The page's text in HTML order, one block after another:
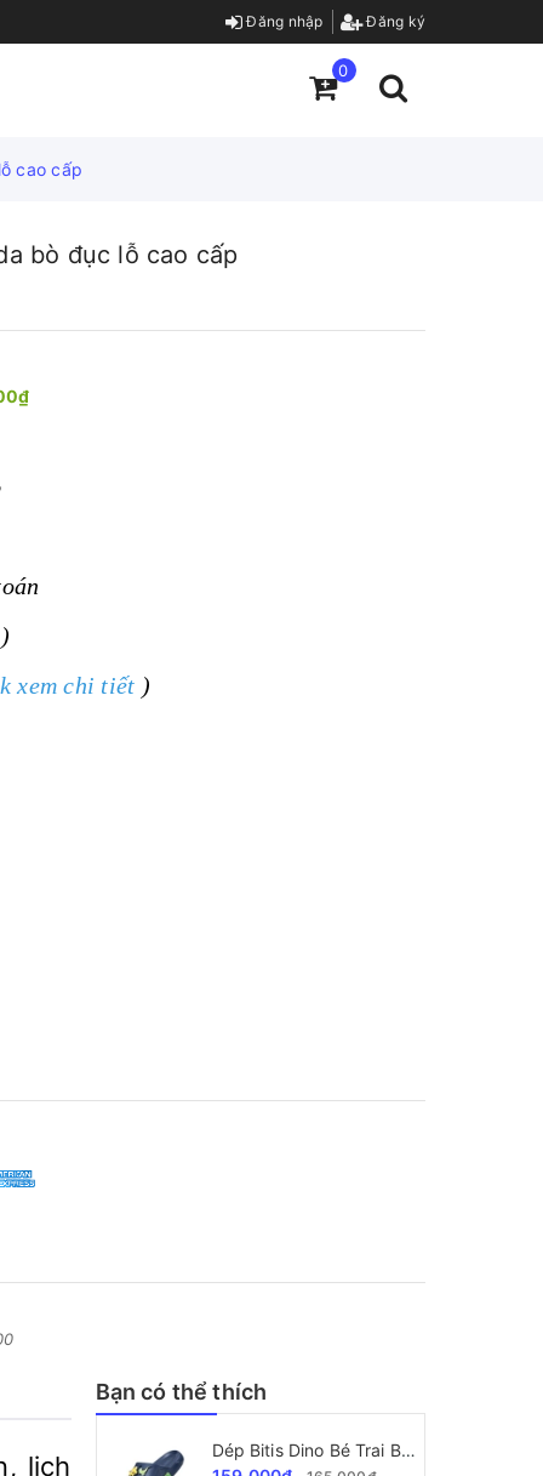
Đăng nhập Đăng ký
0
cao cấp
bò đục lỗ cao cấp
xem chi tiết )
lịch
Bạn có thể thích
Dép Bitis Dino Bé Trai BEB008700